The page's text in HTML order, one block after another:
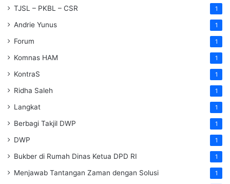
TJSL – PKBL – CSR 1
Andrie Yunus 1
Forum 1
Komnas HAM 1
KontraS 1
Ridha Saleh 1
Langkat 1
Berbagi Takjil DWP 1
DWP 1
Bukber di Rumah Dinas Ketua DPD RI 1
Menjawab Tantangan Zaman dengan Solusi 1